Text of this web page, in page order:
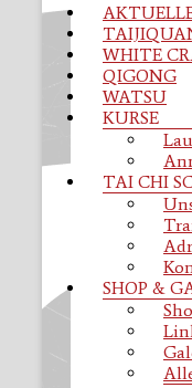
Chi
Schule
Osnabrück
Taijiquan
WhiteCrane
Menü
WHITE
QIGONG
WATSU
KURSE
TAI CHI
SHOP &